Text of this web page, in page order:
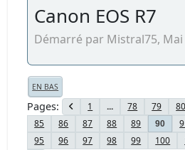
Canon EOS R7
Démarré par Mistral75, Mai
EN BAS
Pages 1 ... 78 79 80
85
86 87 88 89 90
95
96 97 98 99 100